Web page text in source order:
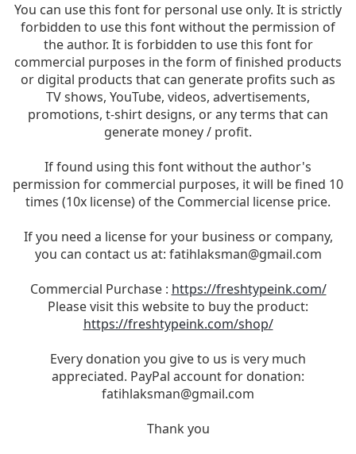
You can use this font for personal use only. It is strictly
forbidden to use this font without the permission of
the author. It is forbidden to use this font for
commercial purposes in the form of finished products
or digital products that can generate profits such as
TV shows, YouTube, videos, advertisements,
promotions, t-shirt designs, or any terms that can
generate money / profit.
If found using this font without the author's
permission for commercial purposes, it will be fined 10
times (10x license) of the Commercial license price.
If you need a license for your business or company,
you can contact us at: fatihlaksman@gmail.com
Commercial Purchase : https://freshtypeink.com/
Please visit this website to buy the product:
https://freshtypeink.com/shop/
Every donation you give to us is very much
appreciated. PayPal account for donation:
fatihlaksman@gmail.com
Thank you